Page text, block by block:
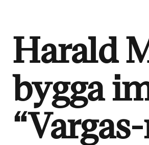
Harald
bygga